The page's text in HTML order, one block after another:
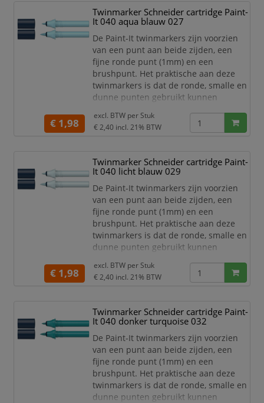
egaal in te kleuren. Zo haal je met de
twinmarkers verschillende functies in
huis met één product! De 30 levend
Twinmarker Schneider cartridge Paint-
It 040 aqua blauw 027
De Paint-It twinmarkers zijn voorzien
van een punt aan beide zijden, een
fijne ronde punt (1mm) en een
brushpunt. Het praktische aan deze
twinmarkers is dat de ronde, smalle en
dunne punten gebruikt kunnen
dikkere punten gebruikt kunnen
worden om grotere schrijf- en
egaal in te kleuren. Zo haal je met de
twinmarkers verschillende functies in
€ 1,98
excl. BTW per Stuk
€ 2,40 incl. 21% BTW
Twinmarker Schneider cartridge Paint-
It 040 licht blauw 029
De Paint-It twinmarkers zijn voorzien
van een punt aan beide zijden, een
fijne ronde punt (1mm) en een
brushpunt. Het praktische aan deze
twinmarkers is dat de ronde, smalle en
dunne punten gebruikt kunnen
dikkere punten gebruikt kunnen
worden om grotere schrijf- en
egaal in te kleuren. Zo haal je met de
twinmarkers verschillende functies in
huis met één product! De 30 levend
€ 1,98
excl. BTW per Stuk
€ 2,40 incl. 21% BTW
Twinmarker Schneider cartridge Paint-
It 040 donker turquoise 032
De Paint-It twinmarkers zijn voorzien
van een punt aan beide zijden, een
fijne ronde punt (1mm) en een
brushpunt. Het praktische aan deze
twinmarkers is dat de ronde, smalle en
dunne punten gebruikt kunnen